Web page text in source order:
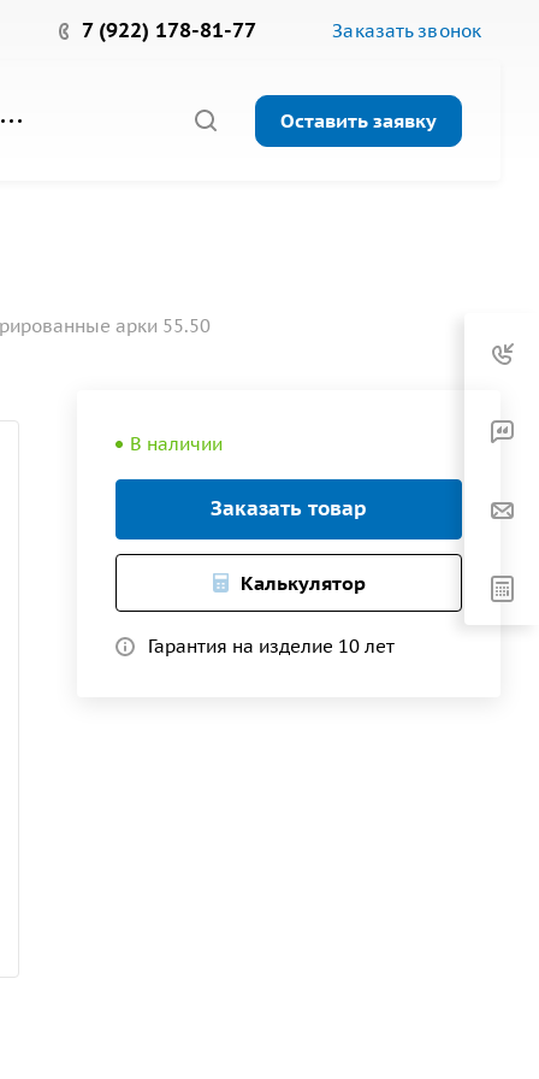
7 (922) 178-81-77 Заказать звонок
Оставить заявку
арки 55.50
В наличии
Заказать товар
Калькулятор
Гарантия на изделие 10 лет